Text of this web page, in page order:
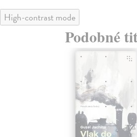
High-contrast mode
Podobné